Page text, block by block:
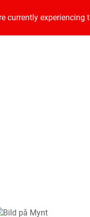
currently